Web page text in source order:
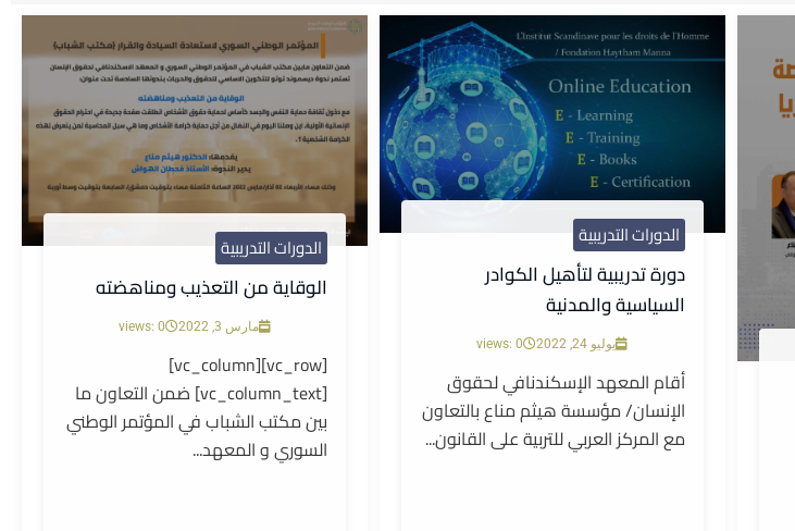
الدورات التدريبية
دورة تدريبية لتأهيل الكوادر
السياسية والمدنية
يوليو 24, 2022 views: 0
أقام المعهد الإسكندنافي لحقوق
الإنسان/ مؤسسة هيثم مناع بالتعاون
مع المركز العربي للتربية على القانون...
الدورات التدريبية
الوقاية من التعذيب ومناهضته
مارس 3, 2022 views: 0
[vc_row][vc_column]
[vc_column_text] ضمن التعاون ما
بين مكتب الشباب في المؤتمر الوطني
السوري و المعهد...